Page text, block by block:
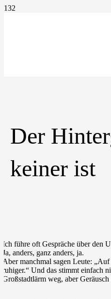
Der
keiner ist
Ich führe oft Gespräche über den
Ja, anders, ganz anders, ja.
Aber manchmal sagen Leute:
ruhiger.“ Und das stimmt einfach
Großstadtlärm weg, aber